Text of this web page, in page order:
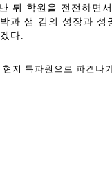
뒤 학원을 전전하면
과 샘 김의 성장과 성
다.
지 특파원으로 파견나